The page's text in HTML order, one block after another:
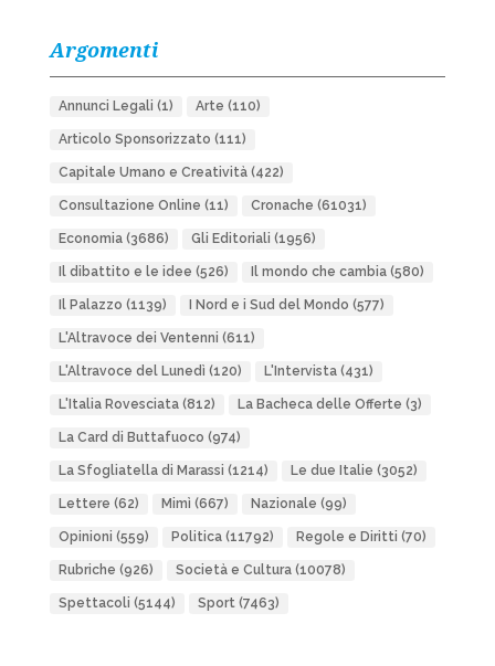
Argomenti
Annunci Legali (1) Arte (110)
Articolo Sponsorizzato (111)
Capitale Umano e Creatività(422)
Consultazione Online (11) Cronache (61031)
Economia(3686) Gli Editoriali (1956)
Il dibattito e le idee (526) Il mondo che cambia(580)
Il Palazzo (1139) I Nord e i Sud del Mondo (577)
L'Altravoce dei Ventenni (611)
L'Altravoce del Lunedì (120) L'Intervista(431)
L'Italia Rovesciata(812) La Bacheca delle Offerte (3)
La Card di Buttafuoco (974)
La Sfogliatella di Marassi (1214) Le due Italie (3052)
Lettere (62) Mimì (667) Nazionale (99)
Opinioni (559) Politica(11792) Regole e Diritti (70)
Rubriche (926) Società e Cultura(10078)
Spettacoli (5144) Sport(7463)